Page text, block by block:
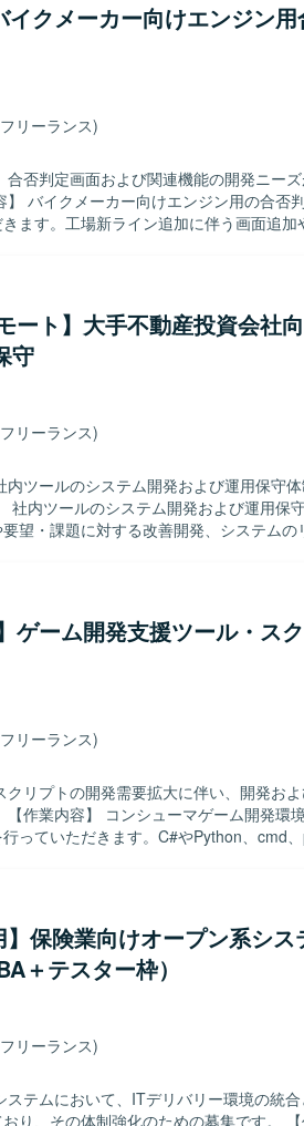
イクメーカー向けエンジン
リーランス)
合否判定画面および関連機能の開発ニー
ます。工場新ライン追加に伴う画面追加
務を進められる方を求めております。仕
取り組んでいただける方が望ましいです。
関わるシステム開発に携わることができ
とができます。同一顧客内での継続的な
期待できます。 【開発環境】 VB.NET
SQL Serverによるデータベース環境で
ート】大手不動産投資会社
守
リーランス)
内ツールのシステム開発および運用保守
望・課題に対する改善開発、システムの
【求める人物像】 基本設計以降
ります。チームメンバーやリーダーと連
方、コミュニケーションを取りながら柔
ムの開
でき、改善開発やバージョンアップ対応
ームのため、リーダーのサポートをしな
、SQLを用
一部でPythonを利用したシステムも存
ます。
ゲーム開発支援ツール・ス
リーランス)
クリプトの開発需要拡大に伴い、開発お
っていただきます。C#やPython、cmd
ます。開発フローの効率化や自動化に関
【ポジションの魅力】 コンシュ
やスクリプトの開発に携わることができ
ションです。ゲーム開発フローや各種開
向けのツールおよびスクリプト開発とな
】保険業向けオープン系シス
＋テスター枠）
リーランス)
ステムにおいて、ITデリバリー環境の統
の体制強化のための募集です。 【作業内容】